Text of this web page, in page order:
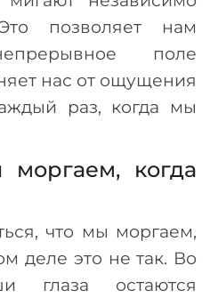
позволяет нам
поле
нас от ощущения
раз, когда мы
когда
что мы моргаем,
деле это не так. Во
глаза остаются